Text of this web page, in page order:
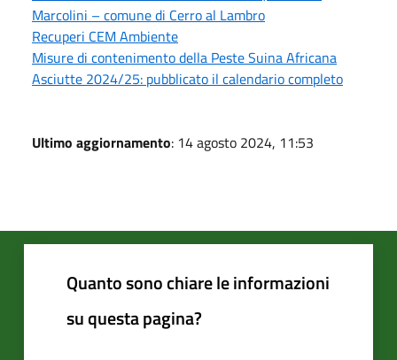
Marcolini – comune di Cerro al Lambro
Recuperi CEM Ambiente
Misure di contenimento della Peste Suina Africana
Asciutte 2024/25: pubblicato il calendario completo
Ultimo aggiornamento: 14 agosto 2024, 11:53
Quanto sono chiare le informazioni
su questa pagina?